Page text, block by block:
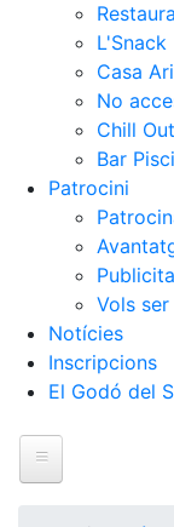
L'Snack
Casa
No
Chill Out
Bar
Patrocini
Vols
Notícies
Inscripcions
El Godó del